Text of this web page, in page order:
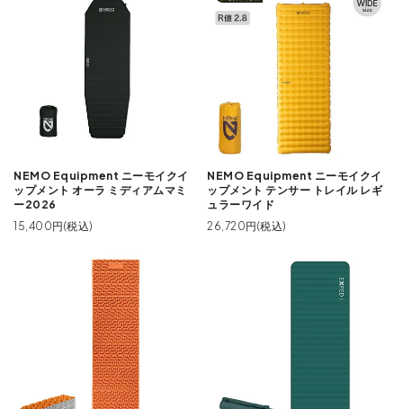
NEMO Equipment ニーモイクイ
ップメント オーラ ミディアムマミ
ー2026
15,400円(税込)
NEMO Equipment ニーモイクイ
ップメント テンサー トレイル レギ
ュラーワイド
26,720円(税込)